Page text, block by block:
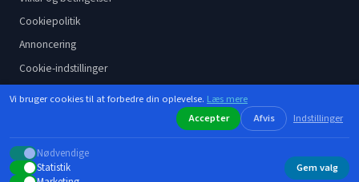
Cookiepolitik
Annoncering
Cookie-indstillinger
Instagram Facebook
© 2026 Lommeregner.io — Gratis online beregnere
Vi bruger cookies til at forbedre din oplevelse. Læs mere
Accepter
Afvis Indstillinger
Nødvendige
Statistik
Gem valg